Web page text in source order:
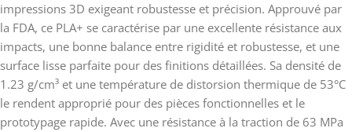
impressions 3D exigeant robustesse et précision. Approuvé par
la FDA, ce PLA+ se caractérise par une excellente résistance aux
impacts, une bonne balance entre rigidité et robustesse, et une
surface lisse parfaite pour des finitions détaillées. Sa densité de
1.23 g/cm³ et une température de distorsion thermique de 53°C
le rendent approprié pour des pièces fonctionnelles et le
prototypage rapide. Avec une résistance à la traction de 63 MPa